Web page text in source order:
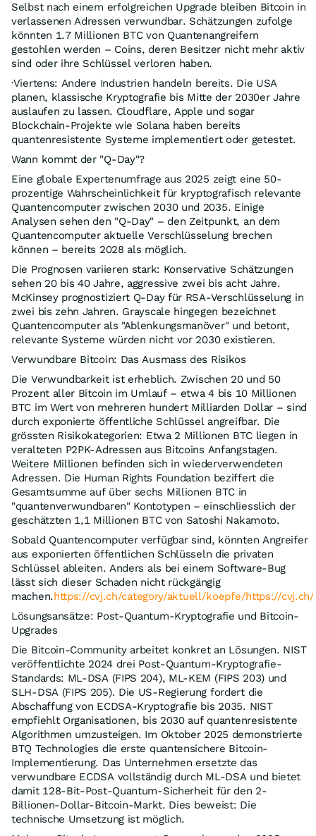
Selbst nach einem erfolgreichen Upgrade bleiben Bitcoin in
verlassenen Adressen verwundbar. Schätzungen zufolge
könnten 1.7 Millionen BTC von Quantenangreifern
gestohlen werden – Coins, deren Besitzer nicht mehr aktiv
sind oder ihre Schlüssel verloren haben.
·Viertens: Andere Industrien handeln bereits. Die USA
planen, klassische Kryptografie bis Mitte der 2030er Jahre
auslaufen zu lassen. Cloudflare, Apple und sogar
Blockchain-Projekte wie Solana haben bereits
quantenresistente Systeme implementiert oder getestet.
Wann kommt der "Q-Day"?
Eine globale Expertenumfrage aus 2025 zeigt eine 50-
prozentige Wahrscheinlichkeit für kryptografisch relevante
Quantencomputer zwischen 2030 und 2035. Einige
Analysen sehen den "Q-Day" – den Zeitpunkt, an dem
Quantencomputer aktuelle Verschlüsselung brechen
können – bereits 2028 als möglich.
Die Prognosen variieren stark: Konservative Schätzungen
sehen 20 bis 40 Jahre, aggressive zwei bis acht Jahre.
McKinsey prognostiziert Q-Day für RSA-Verschlüsselung in
zwei bis zehn Jahren. Grayscale hingegen bezeichnet
Quantencomputer als "Ablenkungsmanöver" und betont,
relevante Systeme würden nicht vor 2030 existieren.
Verwundbare Bitcoin: Das Ausmass des Risikos
Die Verwundbarkeit ist erheblich. Zwischen 20 und 50
Prozent aller Bitcoin im Umlauf – etwa 4 bis 10 Millionen
BTC im Wert von mehreren hundert Milliarden Dollar – sind
durch exponierte öffentliche Schlüssel angreifbar. Die
grössten Risikokategorien: Etwa 2 Millionen BTC liegen in
veralteten P2PK-Adressen aus Bitcoins Anfangstagen.
Weitere Millionen befinden sich in wiederverwendeten
Adressen. Die Human Rights Foundation beziffert die
Gesamtsumme auf über sechs Millionen BTC in
"quantenverwundbaren" Kontotypen – einschliesslich der
geschätzten 1,1 Millionen BTC von Satoshi Nakamoto.
Sobald Quantencomputer verfügbar sind, könnten Angreifer
aus exponierten öffentlichen Schlüsseln die privaten
Schlüssel ableiten. Anders als bei einem Software-Bug
lässt sich dieser Schaden nicht rückgängig
machen.https://cvj.ch/category/aktuell/koepfe/https://
Lösungsansätze: Post-Quantum-Kryptografie und Bitcoin-
Upgrades
Die Bitcoin-Community arbeitet konkret an Lösungen. NIST
veröffentlichte 2024 drei Post-Quantum-Kryptografie-
Standards: ML-DSA (FIPS 204), ML-KEM (FIPS 203) und
SLH-DSA (FIPS 205). Die US-Regierung fordert die
Abschaffung von ECDSA-Kryptografie bis 2035. NIST
empfiehlt Organisationen, bis 2030 auf quantenresistente
Algorithmen umzusteigen. Im Oktober 2025 demonstrierte
BTQ Technologies die erste quantensichere Bitcoin-
Implementierung. Das Unternehmen ersetzte das
verwundbare ECDSA vollständig durch ML-DSA und bietet
damit 128-Bit-Post-Quantum-Sicherheit für den 2-
Billionen-Dollar-Bitcoin-Markt. Dies beweist: Die
technische Umsetzung ist möglich.